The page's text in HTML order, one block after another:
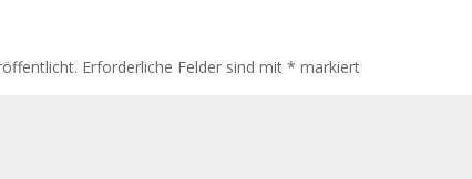
Erforderliche Felder sind mit* markiert